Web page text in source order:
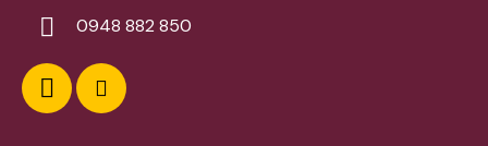
0948 882 850